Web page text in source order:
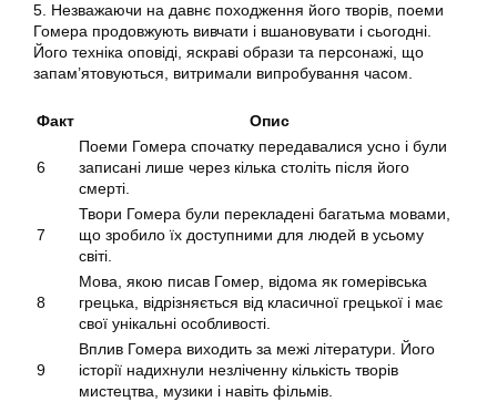
5. Незважаючи на давнє походження його творів, поеми
Гомера продовжують вивчати і вшановувати і сьогодні.
Його техніка оповіді, яскраві образи та персонажі, що
запам’ятовуються, витримали випробування часом.
Факт Опис
6
Поеми Гомера спочатку передавалися усно і були
записані лише через кілька століть після його
смерті.
7
Твори Гомера були перекладені багатьма мовами,
що зробило їх доступними для людей в усьому
світі.
8
Мова, якою писав Гомер, відома як гомерівська
грецька, відрізняється від класичної грецької і має
свої унікальні особливості.
9
Вплив Гомера виходить за межі літератури. Його
історії надихнули незліченну кількість творів
мистецтва, музики і навіть фільмів.